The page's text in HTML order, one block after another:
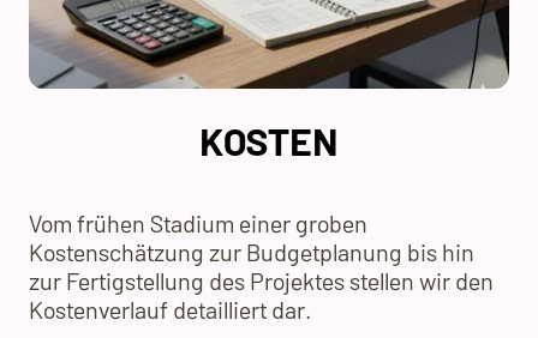
KOSTEN
Vom frühen Stadium einer groben
Kostenschätzung zur Budgetplanung bis hin
zur Fertigstellung des Projektes stellen wir den
Kostenverlauf detailliert dar.